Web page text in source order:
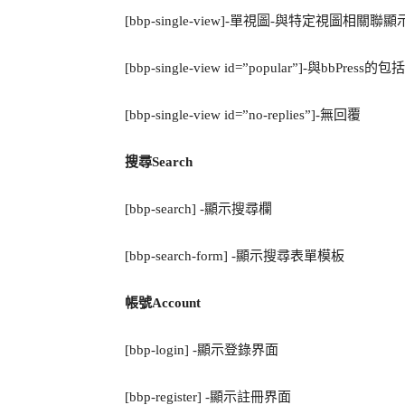
[bbp-single-view]-單視圖-與特定視圖相關聯顯
[bbp-single-view id=”popular”]-與bbPress的包
[bbp-single-view id=”no-replies”]-無回覆
搜尋Search
[bbp-search] -顯示搜尋欄
[bbp-search-form] -顯示搜尋表單模板
帳號Account
[bbp-login] -顯示登錄界面
[bbp-register] -顯示註冊界面